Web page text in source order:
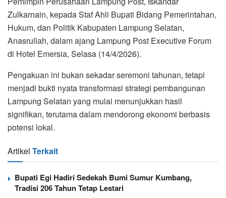
Zulkarnain, kepada Staf Ahli Bupati Bidang Pemerintahan,
Hukum, dan Politik Kabupaten Lampung Selatan,
Anasrullah, dalam ajang Lampung Post Executive Forum
di Hotel Emersia, Selasa (14/4/2026).
Pengakuan ini bukan sekadar seremoni tahunan, tetapi
menjadi bukti nyata transformasi strategi pembangunan
Lampung Selatan yang mulai menunjukkan hasil
signifikan, terutama dalam mendorong ekonomi berbasis
potensi lokal.
Artikel Terkait
Bupati Egi Hadiri Sedekah Bumi Sumur Kumbang,
Tradisi 206 Tahun Tetap Lestari